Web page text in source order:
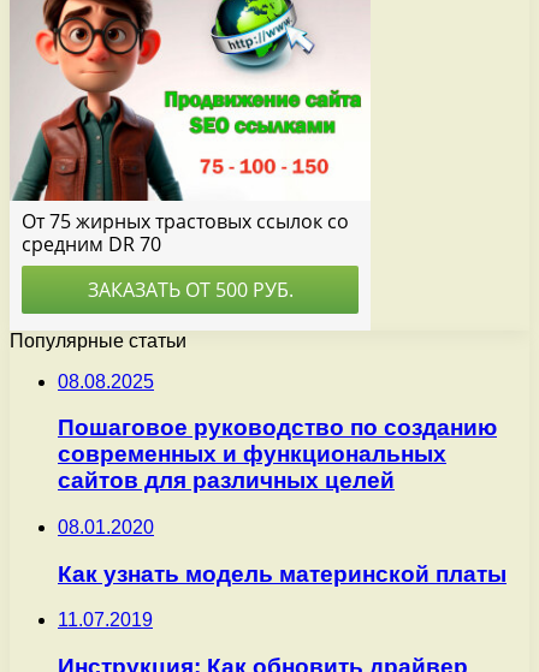
Популярные статьи
08.08.2025
Пошаговое руководство по созданию
современных и функциональных
сайтов для различных целей
08.01.2020
Как узнать модель материнской платы
11.07.2019
Инструкция: Как обновить драйвер